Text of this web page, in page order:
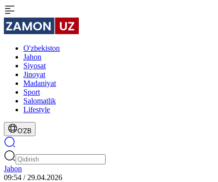
O'zbekiston
Jahon
Siyosat
Jinoyat
Madaniyat
Sport
Salomatlik
Lifestyle
O'ZB
Jahon
09:54 / 29.04.2026